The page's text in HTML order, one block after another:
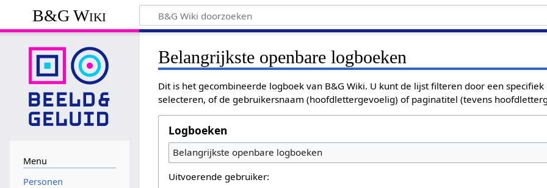
B&G Wiki
Belangrijkste openbare logboeken
Dit is het gecombineerde logboek van B&G Wiki. U kunt de lijst filteren door een
selecteren, of de gebruikersnaam (hoofdlettergevoelig) of paginatitel (tevens
Logboeken
Belangrijkste openbare logboeken
Uitvoerende gebruiker:
Menu
Personen